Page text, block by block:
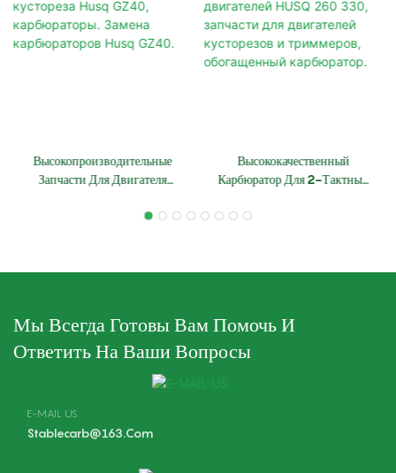
Высокопроизводительные
Запчасти Для Двигателя
Карбюраторы. Замена
Высококачественный
Карбюратор Для 2-Тактных
330, Запчасти Для
Карбюратор.
Мы Всегда Готовы Вам Помочь И
Ответить На Ваши Вопросы
E-MAIL US
Stablecarb@163.com